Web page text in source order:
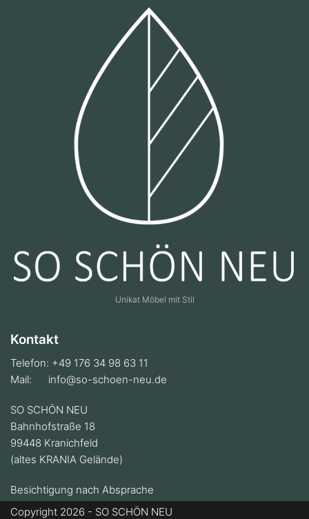
Unikat Möbel mit Stil
Kontakt
Telefon: +49 176 34 98 63 11
Mail: info@so-schoen-neu.de
SO SCHÖN NEU
Bahnhofstraße 18
99448 Kranichfeld
(altes KRANIA Gelände)
Besichtigung nach Absprache
Copyright 2026 - SO SCHÖN NEU